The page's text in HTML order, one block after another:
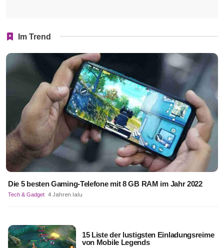
Im Trend
Die 5 besten Gaming-Telefone mit 8 GB RAM im Jahr 2022
Tech & Gadget 4 Jahren lalu
15 Liste der lustigsten Einladungsreime
von Mobile Legends